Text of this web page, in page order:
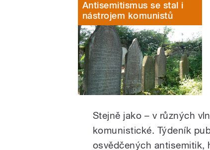
Antisemitismus se stal i
nástrojem komunistů
Stejně jako – v různých
komunistické. Týdeník
osvědčených antisemitik,